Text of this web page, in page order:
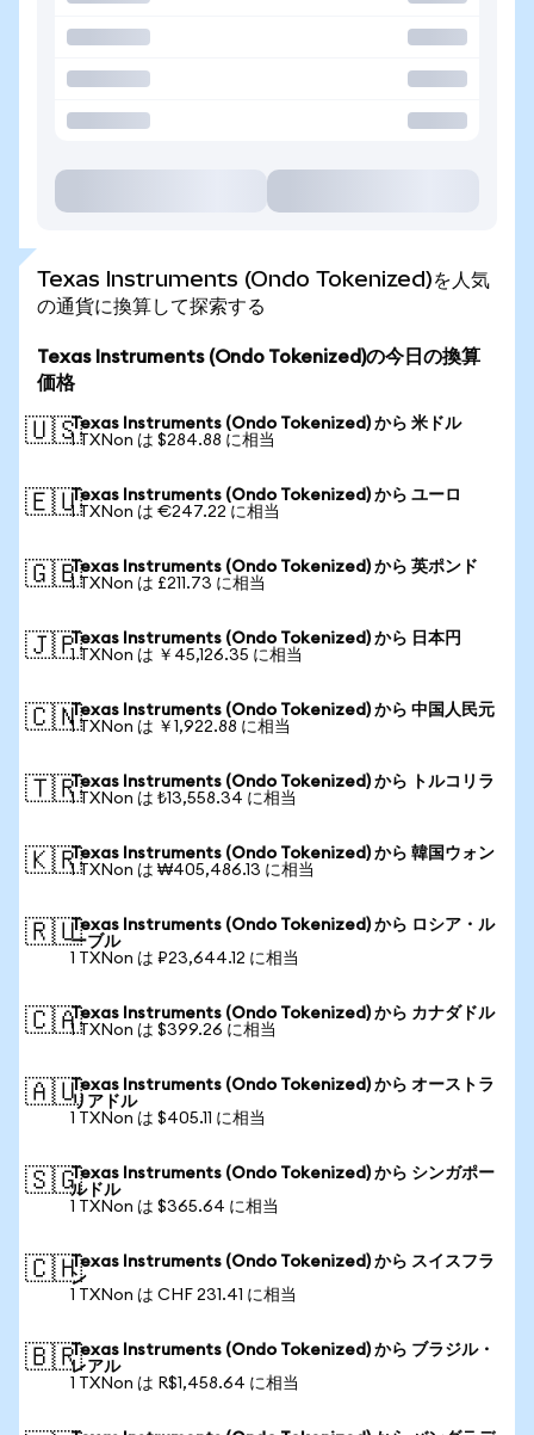
Texas Instruments (Ondo Tokenized)を人気
の通貨に換算して探索する
Texas Instruments (Ondo Tokenized)の今日の換算
価格
🇺🇸Texas Instruments (Ondo Tokenized) から 米ドル
1 TXNon は $284.88 に相当
🇪🇺Texas Instruments (Ondo Tokenized) から ユーロ
1 TXNon は €247.22 に相当
🇬🇧Texas Instruments (Ondo Tokenized) から 英ポンド
1 TXNon は £211.73 に相当
🇯🇵Texas Instruments (Ondo Tokenized) から 日本円
1 TXNon は ￥45,126.35 に相当
🇨🇳Texas Instruments (Ondo Tokenized) から 中国人民元
1 TXNon は ￥1,922.88 に相当
🇹🇷Texas Instruments (Ondo Tokenized) から トルコリラ
1 TXNon は ₺13,558.34 に相当
🇰🇷Texas Instruments (Ondo Tokenized) から 韓国ウォン
1 TXNon は ₩405,486.13 に相当
🇷🇺Texas Instruments (Ondo Tokenized) から ロシア・ル
ーブル
1 TXNon は ₽23,644.12 に相当
🇨🇦Texas Instruments (Ondo Tokenized) から カナダドル
1 TXNon は $399.26 に相当
🇦🇺Texas Instruments (Ondo Tokenized) から オーストラ
リアドル
1 TXNon は $405.11 に相当
🇸🇬Texas Instruments (Ondo Tokenized) から シンガポー
ルドル
1 TXNon は $365.64 に相当
🇨🇭Texas Instruments (Ondo Tokenized) から スイスフラ
ン
1 TXNon は CHF 231.41 に相当
🇧🇷Texas Instruments (Ondo Tokenized) から ブラジル・
レアル
1 TXNon は R$1,458.64 に相当